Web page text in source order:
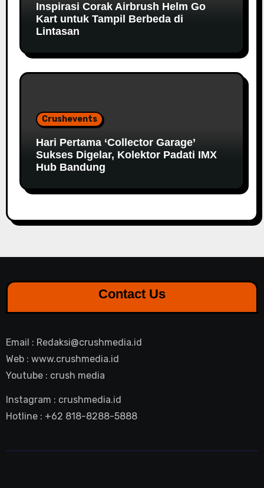
Inspirasi Corak Airbrush Helm Go
Kart untuk Tampil Berbeda di
Lintasan
Crushevents
Hari Pertama ‘Collector Garage’
Sukses Digelar, Kolektor Padati IMX
Hub Bandung
Contact Us
Email : Redaksi@crushmedia.id
Web : www.crushmedia.id
Youtube : crush media
Instagram : crushmedia.id
Hotline : +62 818-8288-5888